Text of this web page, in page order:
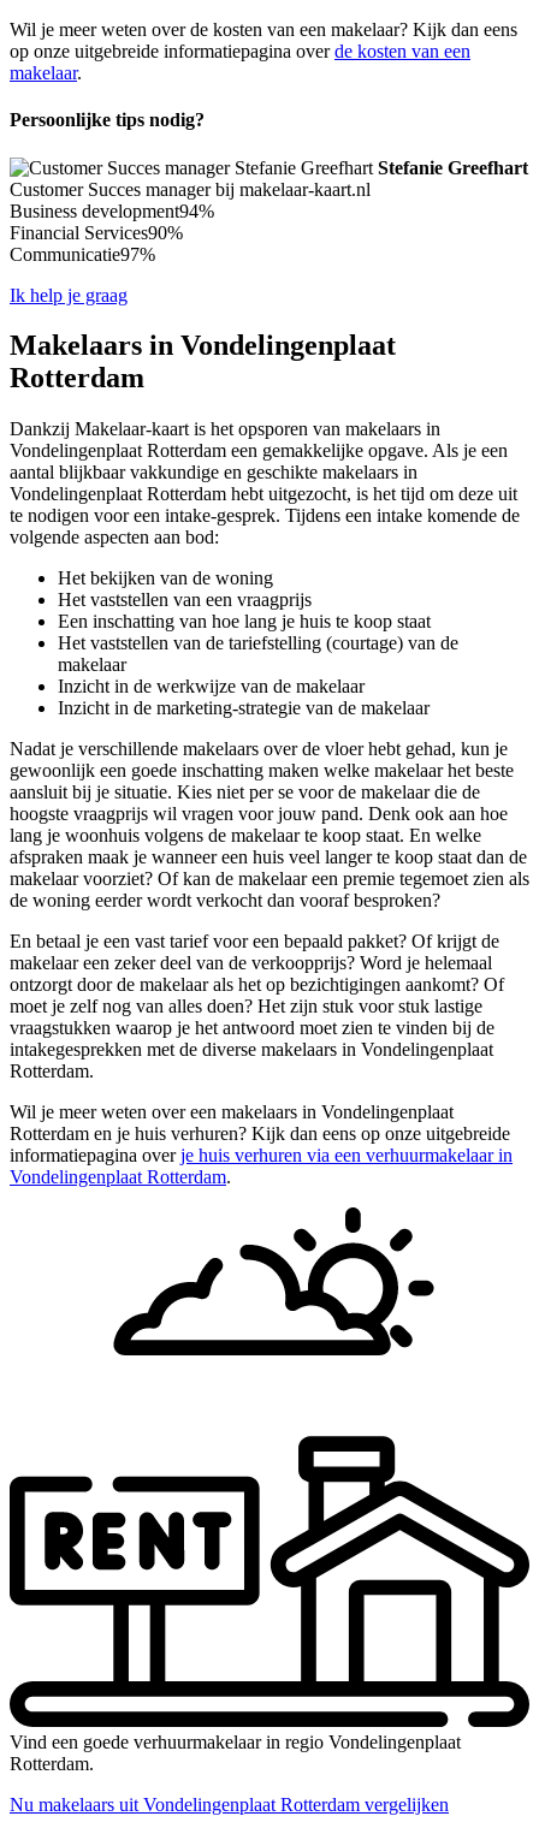
Wil je meer weten over de kosten van een makelaar? Kijk dan eens
op onze uitgebreide informatiepagina overde kosten van een
makelaar.
Persoonlijke tips nodig?
Stefanie Greefhart
Customer Succes manager bij makelaar-kaart.nl
Business development94%
Financial Services90%
Communicatie97%
Ik help je graag
Makelaars in Vondelingenplaat
Rotterdam
Dankzij Makelaar-kaart is het opsporen van makelaars in
Vondelingenplaat Rotterdam een gemakkelijke opgave. Als je een
aantal blijkbaar vakkundige en geschikte makelaars in
Vondelingenplaat Rotterdam hebt uitgezocht, is het tijd om deze uit
te nodigen voor een intake-gesprek. Tijdens een intake komende de
volgende aspecten aan bod:
Het bekijken van de woning
Het vaststellen van een vraagprijs
Een inschatting van hoe lang je huis te koop staat
Het vaststellen van de tariefstelling (courtage) van de
makelaar
Inzicht in de werkwijze van de makelaar
Inzicht in de marketing-strategie van de makelaar
Nadat je verschillende makelaars over de vloer hebt gehad, kun je
gewoonlijk een goede inschatting maken welke makelaar het beste
aansluit bij je situatie. Kies niet per se voor de makelaar die de
hoogste vraagprijs wil vragen voor jouw pand. Denk ook aan hoe
lang je woonhuis volgens de makelaar te koop staat. En welke
afspraken maak je wanneer een huis veel langer te koop staat dan de
makelaar voorziet? Of kan de makelaar een premie tegemoet zien als
de woning eerder wordt verkocht dan vooraf besproken?
En betaal je een vast tarief voor een bepaald pakket? Of krijgt de
makelaar een zeker deel van de verkoopprijs? Word je helemaal
ontzorgt door de makelaar als het op bezichtigingen aankomt? Of
moet je zelf nog van alles doen? Het zijn stuk voor stuk lastige
vraagstukken waarop je het antwoord moet zien te vinden bij de
intakegesprekken met de diverse makelaars in Vondelingenplaat
Rotterdam.
Wil je meer weten over een makelaars in Vondelingenplaat
Rotterdam en je huis verhuren? Kijk dan eens op onze uitgebreide
informatiepagina overje huis verhuren via een verhuurmakelaar in
Vondelingenplaat Rotterdam.
Vind een goede verhuurmakelaar in regio Vondelingenplaat
Rotterdam.
Nu makelaars uit Vondelingenplaat Rotterdam vergelijken